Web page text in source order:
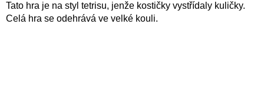
Tato hra je na styl tetrisu, jenže kostičky vystřídaly kuličky.
Celá hra se odehrává ve velké kouli.